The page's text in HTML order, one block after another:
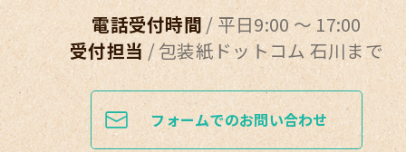
電話受付時間/ 平日9:00 ～ 17:00
受付担当/ 包装紙ドットコム 石川まで
フォームでのお問い合わせ